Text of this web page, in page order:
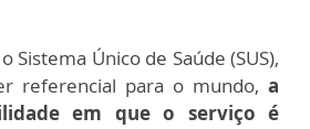
Sistema Único de Saúde (SUS),
referencial para o mundo, a
em que o serviço é